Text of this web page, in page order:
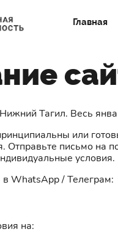
Главная
Тагил. Весь
или
Отправьте письмо на
условия.
WhatsApp / Телеграм:
на: